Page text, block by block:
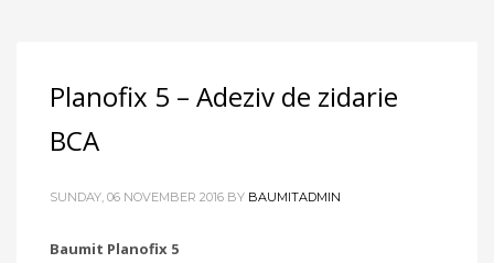
Planofix 5 – Adeziv de zidarie
BCA
SUNDAY, 06 NOVEMBER 2016 BY BAUMITADMIN
Baumit Planofix 5